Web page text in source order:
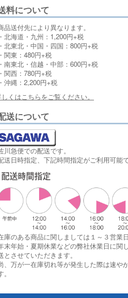
料について
品送付先により異なります。
・北海道・九州：1,200円+税
・北東北・中国・四国：800円+税
・関東：480円+税
・南東北・信越・中部：600円+税
・関西：780円+税
・沖縄：2,200円+税
くはこちらをご覧ください。
送について
川急便での配送です。
送日時指定、下記時間指定がご利用可能で
庫のある商品に関しましては１～３営業
末年始・夏期休業などの弊社休業日に関
とさせていただきます。
、万が一在庫切れ等が発生した際は速や
。